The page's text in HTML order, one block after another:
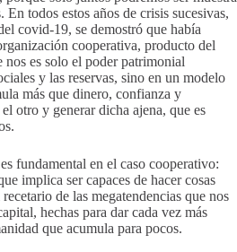
todos estos años de crisis sucesivas,
covid-19, se demostró que había
cooperativa, producto del
es solo el poder patrimonial
y las reservas, sino en un modelo
más que dinero, confianza y
otro y generar dicha ajena, que es
fundamental en el caso cooperativo:
implica ser capaces de hacer cosas
de las megatendencias que nos
hechas para dar cada vez más
que acumula para pocos.